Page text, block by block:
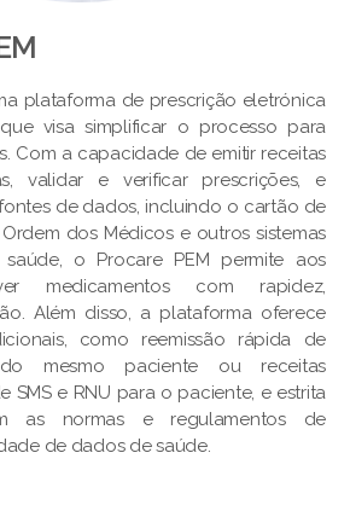
plataforma de prescrição eletrónica
visa simplificar o processo para
Com a capacidade de emitir receitas
validar e verificar prescrições, e
de dados, incluindo o cartão de
dos Médicos e outros sistemas
o Procare PEM permite aos
medicamentos com rapidez,
Além disso, a plataforma oferece
como reemissão rápida de
mesmo paciente ou receitas
SMS e RNU para o paciente, e estrita
as normas e regulamentos de
de dados de saúde.